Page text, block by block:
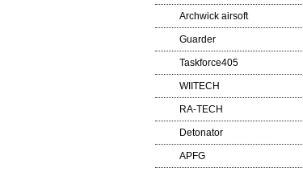
Archwick airsoft
Guarder
Taskforce405
WIITECH
RA-TECH
Detonator
APFG